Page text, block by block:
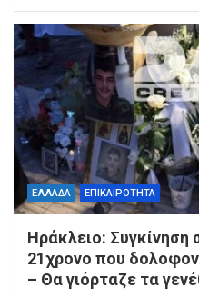
ΕΛΛΑΔΑ ΕΠΙΚΑΙΡΟΤΗΤΑ
Ηράκλειο: Συγκίνηση
21χρονο που
– Θα γιόρταζε τα